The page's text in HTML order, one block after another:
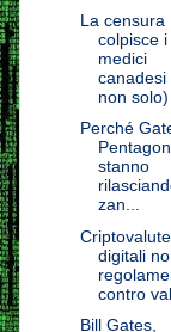
La censura
colpisce i
medici
canadesi
non solo)
Perché
stanno
zan...
Criptovalute
digitali
contro
Bill Gates,